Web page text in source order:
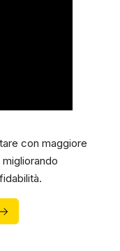
con maggiore